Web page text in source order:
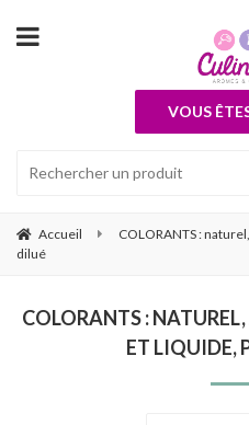
VOUS
Accueil
COLORANTS :
dilué
COLORANTS :
ET LIQUIDE,